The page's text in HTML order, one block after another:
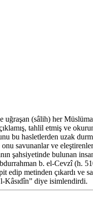
(sâlih) her
tahlil etmiş ve
bu hasletlerden uzak
savunanlar ve
şahsiyetinde bulunan
b. el-Cevzî (h.
metinden çıkardı ve
Kâsıdîn” diye isimlendirdi.